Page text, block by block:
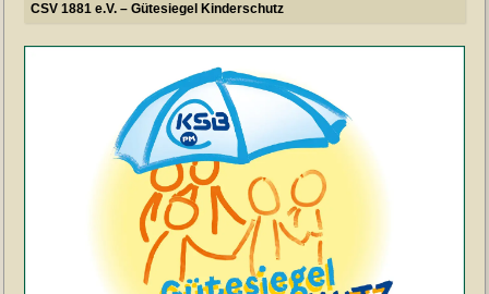
CSV 1881 e.V. – Gütesiegel Kinderschutz